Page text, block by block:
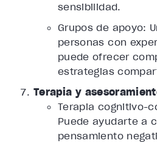
sensibilidad.
Grupos de apoyo:
personas con
puede ofrecer
estrategias
Terapia y
Terapia cognitivo-
Puede ayudarte a
pensamiento